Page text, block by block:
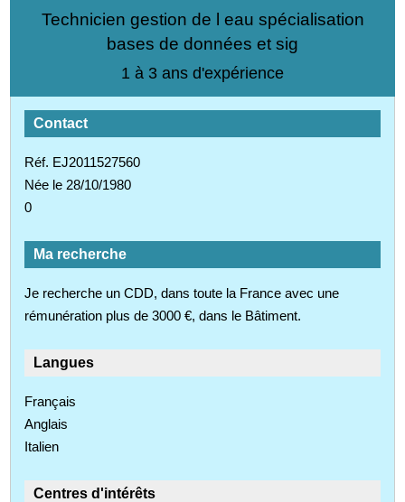
Technicien gestion de l eau spécialisation
bases de données et sig
1 à 3 ans d'expérience
Contact
Réf. EJ2011527560
Née le 28/10/1980
0
Ma recherche
Je recherche un CDD, dans toute la France avec une
rémunération plus de 3000 €, dans le Bâtiment.
Langues
Français
Anglais
Italien
Centres d'intérêts